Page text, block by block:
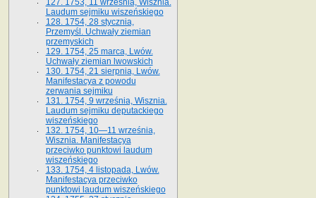
127. 1753, 11 września, Wisznia.
Laudum sejmiku wiszeńskiego
128. 1754, 28 stycznia,
Przemyśl. Uchwały ziemian
przemyskich
129. 1754, 25 marca, Lwów.
Uchwały ziemian lwowskich
130. 1754, 21 sierpnia, Lwów.
Manifestacya z powodu
zerwania sejmiku
131. 1754, 9 września, Wisznia.
Laudum sejmiku deputackiego
wiszeńskiego
132. 1754, 10—11 września,
Wisznia. Manifestacya
przeciwko punktowi laudum
wiszeńskiego
133. 1754, 4 listopada, Lwów.
Manifestacya przeciwko
punktowi laudum wiszeńskiego